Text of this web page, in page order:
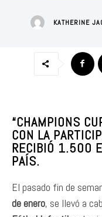
KATHERINE
“CHAMPIONS
CON LA
RECIBIÓ 1.500
PAÍS.
El pasado fin de
de enero, se llevó a